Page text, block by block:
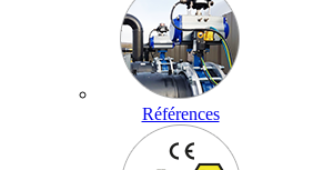
Références